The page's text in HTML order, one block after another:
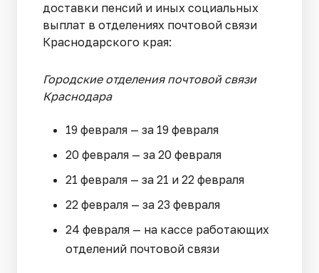
доставки пенсий и иных социальных
выплат в отделениях почтовой связи
Краснодарского края:
Городские отделения почтовой связи
Краснодара
19 февраля — за 19 февраля
20 февраля — за 20 февраля
21 февраля — за 21 и 22 февраля
22 февраля — за 23 февраля
24 февраля — на кассе работающих
отделений почтовой связи